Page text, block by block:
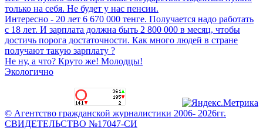
только на себя. Не будет у нас пенсии.
Интересно - 20 лет 6 670 000 тенге. Получается надо работать
с 18 лет. И зарплата должна быть 2 800 000 в месяц, чтобы
достичь порога достаточности. Как много людей в стране
получают такую зарплату ?
Не ну, а что? Круто же! Молодцы!
Экологично
© Агентство гражданской журналистики 2006- 2026гг.
СВИДЕТЕЛЬСТВО №17047-СИ